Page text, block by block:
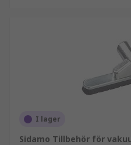
I lager
Sidamo Tillbehör för